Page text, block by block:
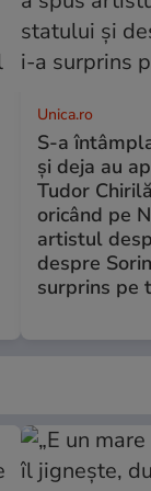
Unica.ro
S-a
și deja au
Tudor
oricând pe
artistul
despre
surprins pe